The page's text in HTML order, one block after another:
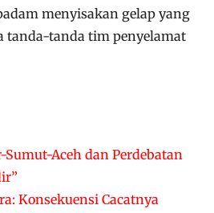
menyisakan gelap yang
tanda-tanda tim penyelamat
Aceh dan Perdebatan
Konsekuensi Cacatnya